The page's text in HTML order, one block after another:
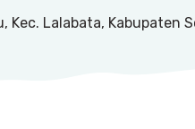
Kec. Lalabata, Kabupaten